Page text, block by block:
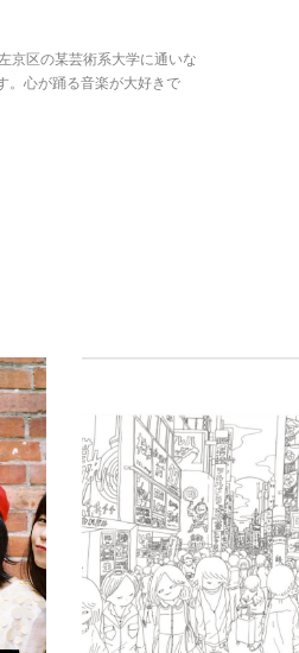
京区の某芸術系大学に通いな
。心が踊る音楽が大好きで